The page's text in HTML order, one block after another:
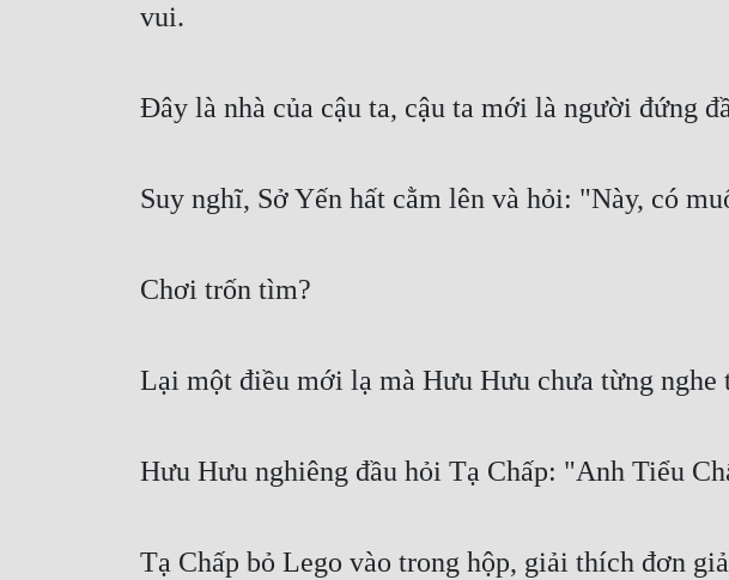
vui.
Đây là nhà của cậu ta, cậu ta mới là người đứng
Suy nghĩ, Sở Yến hất cằm lên và hỏi: "Này, có
Chơi trốn tìm?
Lại một điều mới lạ mà Hưu Hưu chưa từng nghe
Hưu Hưu nghiêng đầu hỏi Tạ Chấp: "Anh Tiểu
Tạ Chấp bỏ Lego vào trong hộp, giải thích đơn